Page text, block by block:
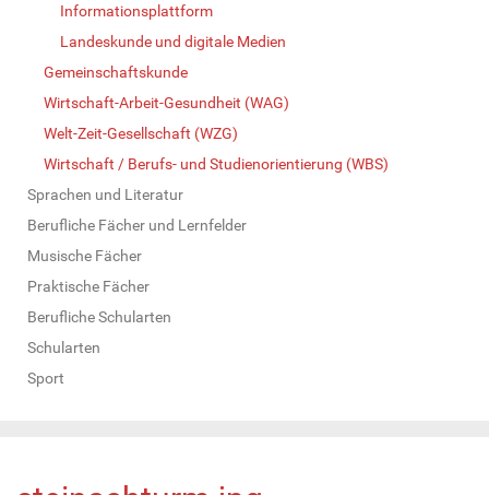
Informationsplattform
Landeskunde und digitale Medien
Gemeinschaftskunde
Wirtschaft-Arbeit-Gesundheit (WAG)
Welt-Zeit-Gesellschaft (WZG)
Wirtschaft / Berufs- und Studienorientierung (WBS)
Sprachen und Literatur
Berufliche Fächer und Lernfelder
Musische Fächer
Praktische Fächer
Berufliche Schularten
Schularten
Sport